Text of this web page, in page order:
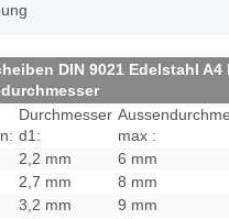
DIN 9021 Edelstahl
Durchmesser
d1:
max :
2,2 mm 6 mm
2,7 mm 8 mm
3,2 mm 9 mm